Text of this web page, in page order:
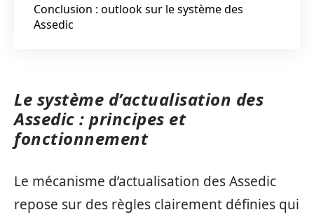
Conclusion : outlook sur le système des
Assedic
Le système d’actualisation des
Assedic : principes et
fonctionnement
Le mécanisme d’actualisation des Assedic
repose sur des règles clairement définies qui